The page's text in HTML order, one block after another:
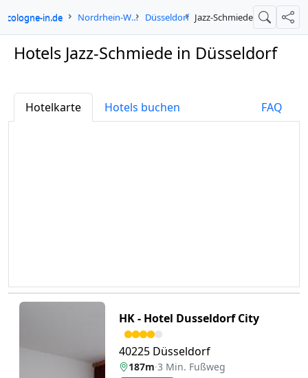
cologne-in.de Nordrhein-Westfalen Düsseldorf Jazz-Schmiede Suche
Hotels Jazz-Schmiede in Düsseldorf
Hotelkarte Hotels buchen FAQ
HK - Hotel Dusseldorf City
40225 Düsseldorf
187m·3 Min. Fußweg